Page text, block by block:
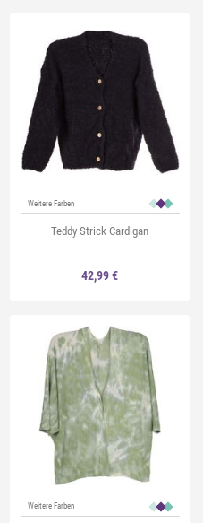
Weitere Farben
Teddy Strick Cardigan
42,99 €
Weitere Farben